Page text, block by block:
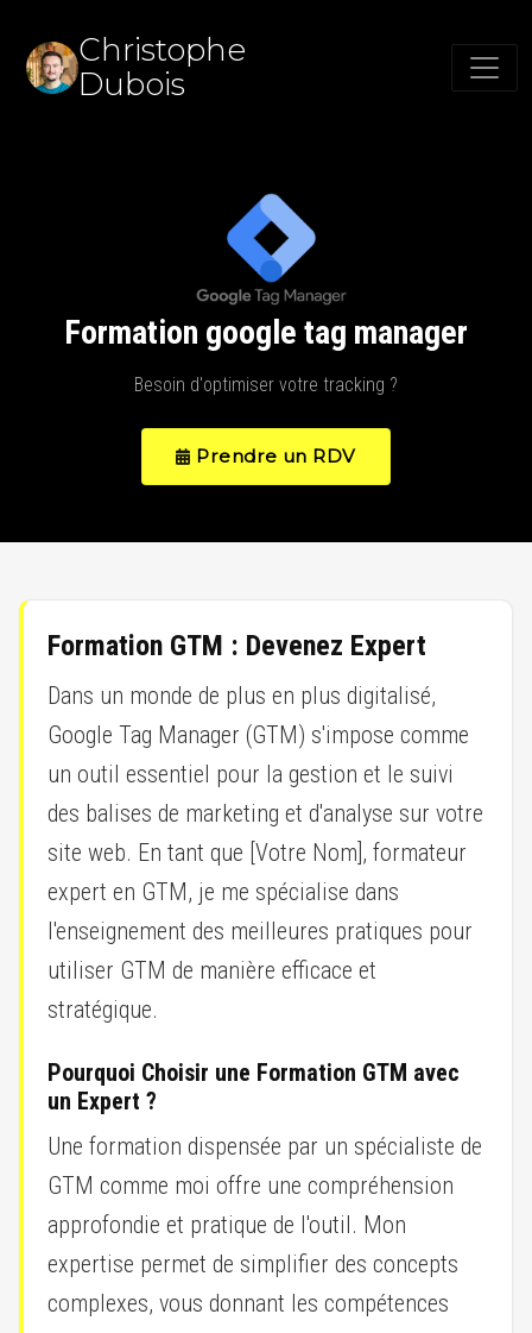
Christophe
Dubois
Formation google tag manager
Besoin d'optimiser votre tracking ?
Prendre un RDV
Formation GTM : Devenez Expert
Dans un monde de plus en plus digitalisé,
Google Tag Manager (GTM) s'impose comme
un outil essentiel pour la gestion et le suivi
des balises de marketing et d'analyse sur votre
site web. En tant que [Votre Nom], formateur
expert en GTM, je me spécialise dans
l'enseignement des meilleures pratiques pour
utiliser GTM de manière efficace et
stratégique.
Pourquoi Choisir une Formation GTM avec
un Expert ?
Une formation dispensée par un spécialiste de
GTM comme moi offre une compréhension
approfondie et pratique de l'outil. Mon
expertise permet de simplifier des concepts
complexes, vous donnant les compétences